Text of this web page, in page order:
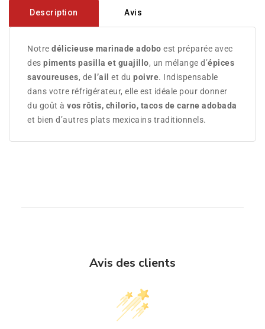
Description Avis
Notre délicieuse marinade adobo est préparée avec
des piments pasilla et guajillo, un mélange d’épices
savoureuses, de l’ail et du poivre. Indispensable
dans votre réfrigérateur, elle est idéale pour donner
du goût à vos rôtis, chilorio, tacos de carne adobada
et bien d’autres plats mexicains traditionnels.
Avis des clients